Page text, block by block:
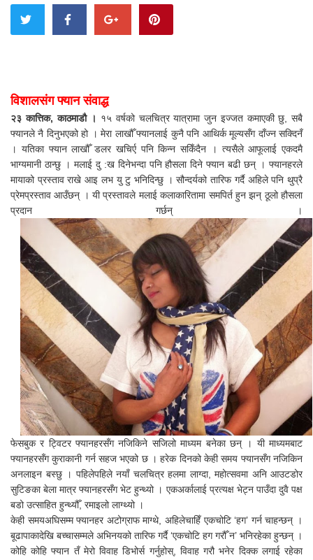
विशालसंग फ्यान संवाद्ध
२३ कात्तिक, काठमाडौ । १५ वर्षको चलचित्र यात्रामा जुन इज्जत कमाएकी छु, सबै
फ्यानले नै दिनुभएको हो । मेरा लाखौँ फ्यानलाई कुनै पनि आथिर्क मूल्यसँग दाँज्न सक्दिनँ
। यतिका फ्यान लाखौँ डलर खचिर्ए पनि किन्न सकिँदैन । त्यसैले आफूलाई एकदमै
भाग्यमानी ठान्छु । मलाई दु :ख दिनेभन्दा पनि हौसला दिने फ्यान बढी छन् । फ्यानहरले
मायाको प्रस्ताव राखे आइ लभ यु टु भनिदिन्छु । सौन्दर्यको तारिफ गर्दै अहिले पनि थुप्रै
प्रेमप्रस्ताव आउँछन् । यी प्रस्तावले मलाई कलाकारितामा समपिर्त हुन झन् ठूलो हौसला
प्रदान गर्छन् ।
फेसबुक र ट्विटर फ्यानहरसँग नजिकिने सजिलो माध्यम बनेका छन् । यी माध्यमबाट
फ्यानहरसँग कुराकानी गर्न सहज भएको छ । हरेक दिनको केही समय फ्यानसँग नजिकिन
अनलाइन बस्छु । पहिलेपहिले नयाँ चलचित्र हलमा लाग्दा, महोत्सवमा अनि आउटडोर
सुटिङका बेला मात्र फ्यानहरसँग भेट हुन्थ्यो । एकअर्कालाई प्रत्यक्ष भेट्न पाउँदा दुवै पक्ष
बडो उत्साहित हुन्थ्यौँ, रमाइलो लाग्थ्यो ।
केही समयअघिसम्म फ्यानहर अटोग्राफ माग्थे, अहिलेचाहिँ एकचोटि ‘हग’ गर्न चाहन्छन् ।
बूढापाकादेखि बच्चासम्मले अभिनयको तारिफ गर्दै ‘एकचोटि हग गरौँ न’ भनिरहेका हुन्छन् ।
कोहि कोहि फ्यान तँ मेरो विवाह डिभोर्स गर्नुहोस्, विवाह गरौ भनेर दिक्क लगाई रहेका